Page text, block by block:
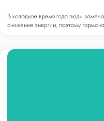
В холодное время года люди
снижение энергии, поэтому